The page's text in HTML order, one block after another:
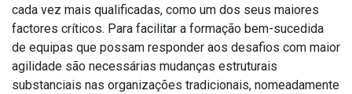
cada vez mais qualificadas, como um dos seus maiores
factores críticos. Para facilitar a formação bem-sucedida
de equipas que possam responder aos desafios com maior
agilidade são necessárias mudanças estruturais
substanciais nas organizações tradicionais, nomeadamente